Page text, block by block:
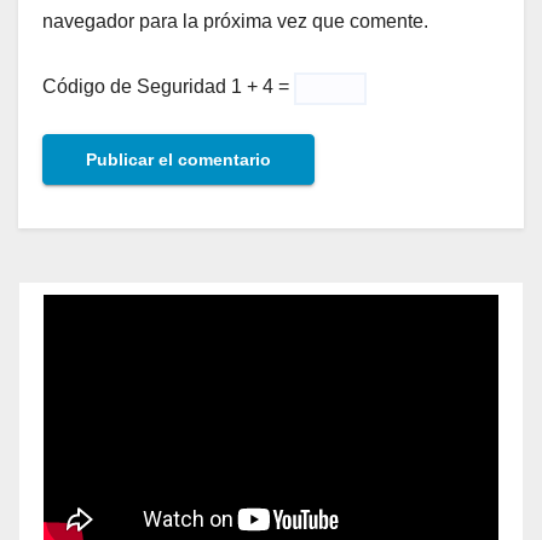
navegador para la próxima vez que comente.
Código de Seguridad 1 + 4 =